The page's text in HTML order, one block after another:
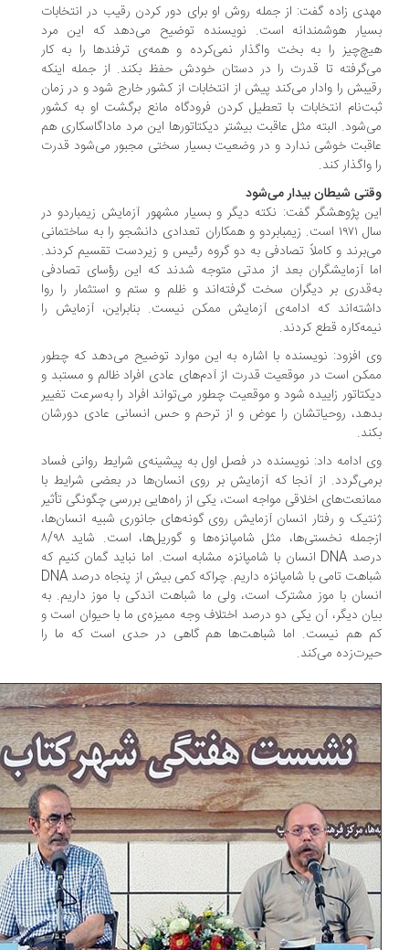
زاده گفت: از جمله روش او برای دور کردن رقیب در انتخابات
هوشمندانه است. نویسنده توضیح می‌دهد که این مرد
را به بخت واگذار نمی‌کرده و همه‌ی ترفندها را به کار
تا قدرت را در دستان خودش حفظ بکند. از جمله اینکه
را وادار می‌کند پیش از انتخابات از کشور خارج شود و در زمان
انتخابات با تعطیل کردن فرودگاه مانع برگشت او به کشور
البته مثل عاقبت بیشتر دیکتاتورها این مرد ماداگاسکاری هم
خوشی ندارد و در وضعیت بسیار سختی مجبور می‌شود قدرت
واگذار کند.
شیطان بیدار می‌شود
پژوهشگر گفت: نکته دیگر و بسیار مشهور آزمایش زیمباردو در
سال ۱۹۷۱ است. زیمبابردو و همکاران تعدادی دانشجو را به ساختمانی
و کاملاً تصادفی به دو گروه رئیس و زیردست تقسیم کردند.
آزمایشگران بعد از مدتی متوجه شدند که این رؤسای تصادفی
بر دیگران سخت گرفته‌اند و ظلم و ستم و استثمار را روا
که ادامه‌ی آزمایش ممکن نیست. بنابراین، آزمایش را
قطع کردند.
افزود: نویسنده با اشاره به این موارد توضیح می‌دهد که چطور
است در موقعیت قدرت از آدم‌های عادی افراد ظالم و مستبد و
زاییده شود و موقعیت چطور می‌تواند افراد را به‌سرعت تغییر
روحیاتشان را عوض و از ترحم و حس انسانی عادی دورشان
ادامه داد: نویسنده در فصل اول به پیشینه‌ی شرایط روانی فساد
از آنجا که آزمایش بر روی انسان‌ها در بعضی شرایط با
اخلاقی مواجه است، یکی از راه‌هایی بررسی چگونگی تأثیر
و رفتار انسان آزمایش روی گونه‌های جانوری شبیه انسان‌ها،
ازجمله نخستی‌ها، مثل شامپانزه‌ها و گوریل‌ها، است. شاید ۸/۹۸
درصد DNA انسان با شامپانزه مشابه است. اما نباید گمان کنیم که
شباهت تامی با شامپانزه داریم. چراکه کمی بیش از پنجاه درصد DNA
با موز مشترک است، ولی ما شباهت اندکی با موز داریم. به
دیگر، آن یکی دو درصد اختلاف وجه ممیزه‌ی ما با حیوان است و
هم نیست. اما شباهت‌ها هم گاهی در حدی است که ما را
می‌کند.